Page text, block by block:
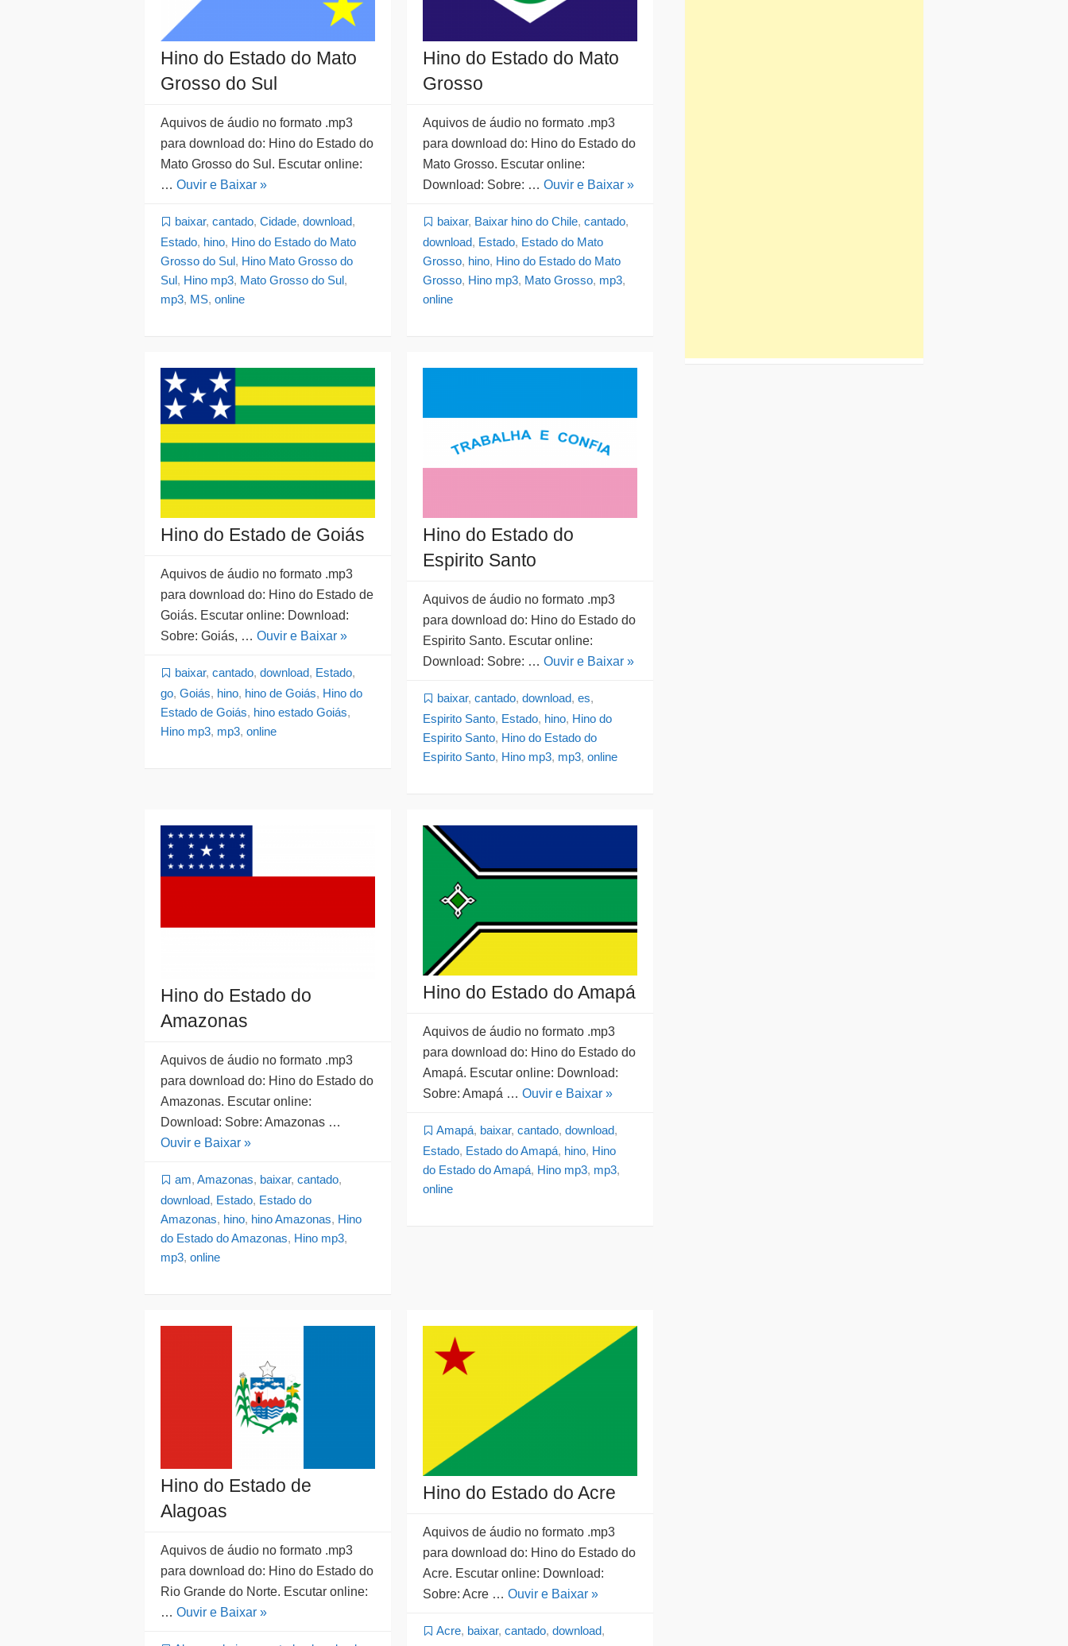
Hino do Estado do Mato
Grosso do Sul
Aquivos de áudio no formato .mp3
para download do: Hino do Estado do
Mato Grosso do Sul. Escutar online:
… Ouvir e Baixar »
baixar, cantado, Cidade, download,
Estado, hino, Hino do Estado do Mato
Grosso do Sul , Hino Mato Grosso do
Sul , Hino mp3, Mato Grosso do Sul ,
mp3, MS, online
Hino do Estado do Mato
Grosso
Aquivos de áudio no formato .mp3
para download do: Hino do Estado do
Mato Grosso. Escutar online:
Download: Sobre: … Ouvir e Baixar »
baixar, Baixar hino do Chile, cantado,
download, Estado, Estado do Mato
Grosso, hino, Hino do Estado do Mato
Grosso, Hino mp3, Mato Grosso, mp3,
online
Hino do Estado de Goiás
Aquivos de áudio no formato .mp3
para download do: Hino do Estado de
Goiás. Escutar online: Download:
Sobre: Goiás, … Ouvir e Baixar »
baixar, cantado, download, Estado,
go, Goiás, hino, hino de Goiás, Hino do
Estado de Goiás, hino estado Goiás,
Hino mp3, mp3, online
Hino do Estado do
Espirito Santo
Aquivos de áudio no formato .mp3
para download do: Hino do Estado do
Espirito Santo. Escutar online:
Download: Sobre: … Ouvir e Baixar »
baixar, cantado, download, es,
Espirito Santo, Estado, hino, Hino do
Espirito Santo, Hino do Estado do
Espirito Santo, Hino mp3, mp3, online
Hino do Estado do
Amazonas
Aquivos de áudio no formato .mp3
para download do: Hino do Estado do
Amazonas. Escutar online:
Download: Sobre: Amazonas …
Ouvir e Baixar »
am, Amazonas, baixar, cantado,
download, Estado, Estado do
Amazonas, hino, hino Amazonas, Hino
do Estado do Amazonas, Hino mp3,
mp3, online
Hino do Estado do Amapá
Aquivos de áudio no formato .mp3
para download do: Hino do Estado do
Amapá. Escutar online: Download:
Sobre: Amapá … Ouvir e Baixar »
Amapá, baixar, cantado, download,
Estado, Estado do Amapá, hino, Hino
do Estado do Amapá, Hino mp3, mp3,
online
Hino do Estado de
Alagoas
Aquivos de áudio no formato .mp3
para download do: Hino do Estado do
Rio Grande do Norte. Escutar online:
… Ouvir e Baixar »
Hino do Estado do Acre
Aquivos de áudio no formato .mp3
para download do: Hino do Estado do
Acre. Escutar online: Download:
Sobre: Acre … Ouvir e Baixar »
Acre, baixar, cantado, download,